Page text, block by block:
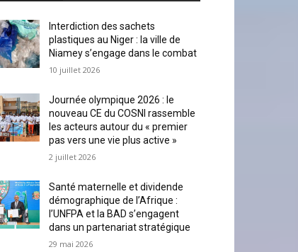
Interdiction des sachets
plastiques au Niger : la ville de
Niamey s’engage dans le combat
10 juillet 2026
Journée olympique 2026 : le
nouveau CE du COSNI rassemble
les acteurs autour du « premier
pas vers une vie plus active »
2 juillet 2026
Santé maternelle et dividende
démographique de l’Afrique :
l’UNFPA et la BAD s’engagent
dans un partenariat stratégique
29 mai 2026